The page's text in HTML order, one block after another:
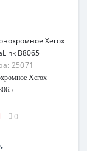
25071
Xerox
0